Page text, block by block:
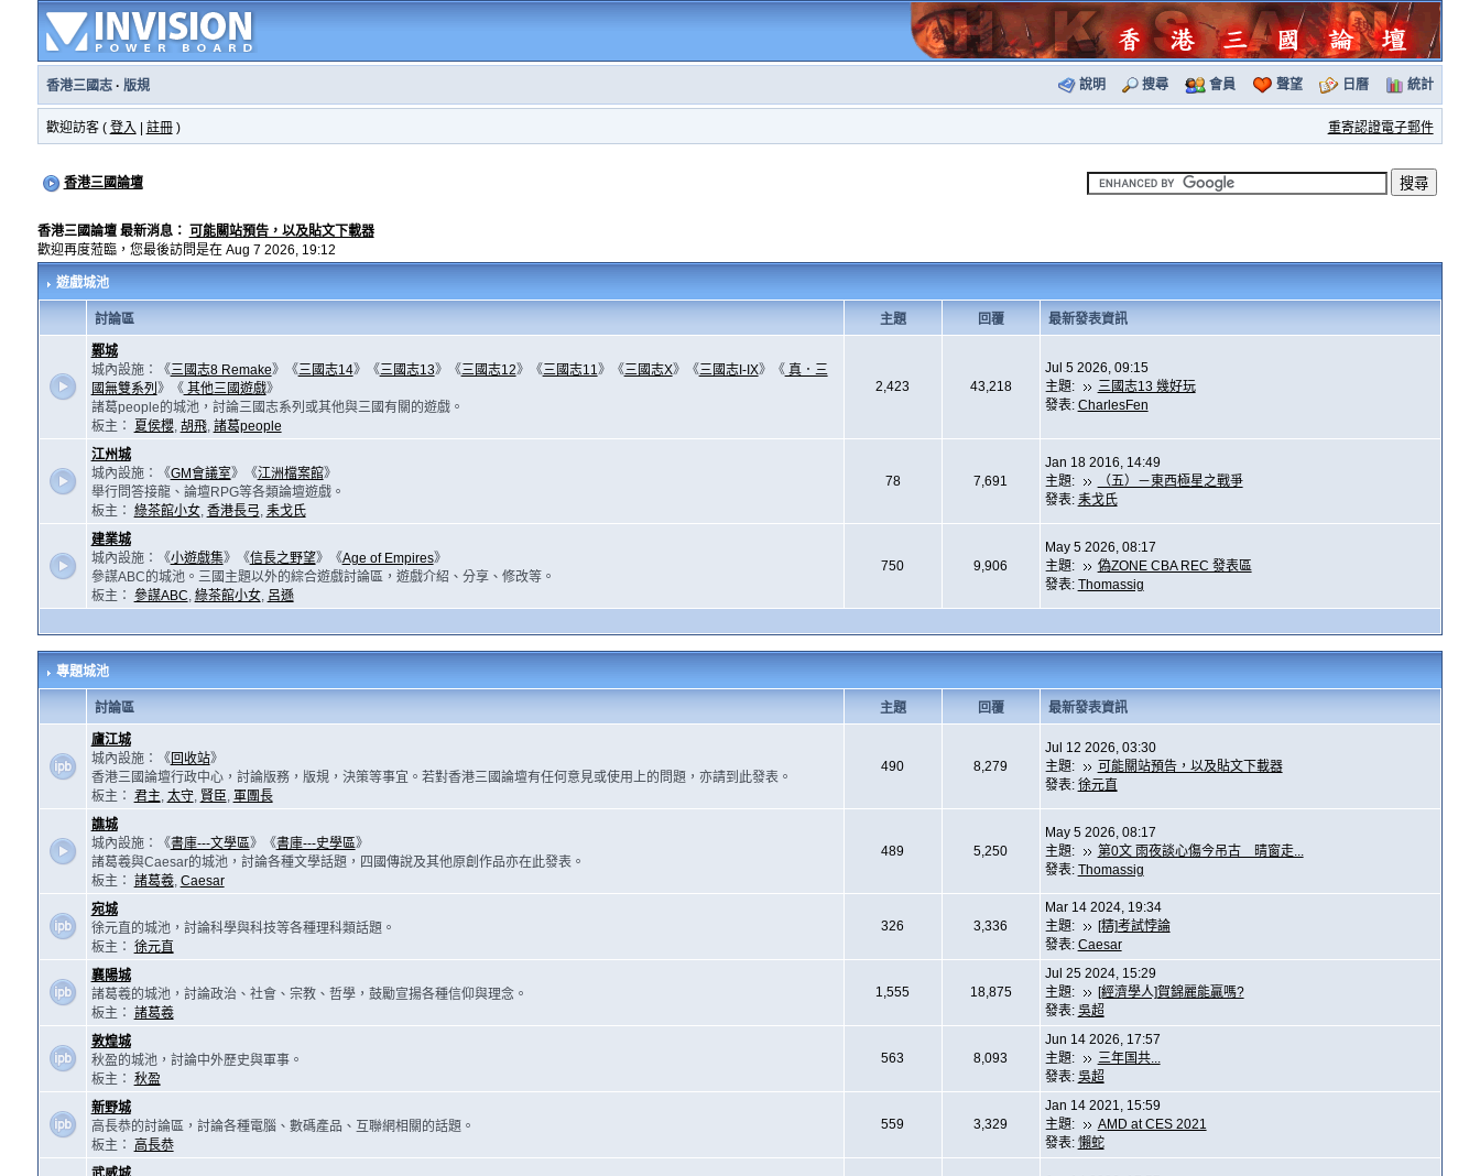
香港三國志· 版規 說明 搜尋 會員 聲望 日曆 統計
歡迎訪客 ( 登入 註冊) 重寄認證電子郵件
香港三國論壇
香港三國論壇 最新消息： 可能關站預告，以及貼文下載器
歡迎再度蒞臨，您最後訪問是在 Aug 7 2026, 19:12
遊戲城池
討論區 主題 回覆 最新發表資訊
鄴城
城內設施：《三國志8 Remake》《三國志14》《三國志13》《三國志12》《三國志11》《三國志X》《三國志I-IX》《真．三
國無雙系列 》《其他三國遊戲》
諸葛people的城池，討論三國志系列或其他與三國有關的遊戲。
板主：
夏侯櫻, 胡飛, 諸葛people
2,423 43,218
Jul 5 2026, 09:15
主題:
三國志13 幾好玩
發表: CharlesFen
江州城
城內設施：《GM會議室》《江洲檔案館》
舉行問答接龍、論壇RPG等各類論壇遊戲。
板主： 綠茶館小女, 香港長弓, 耒戈氏
78 7,691
Jan 18 2016, 14:49
主題:
（五）－東西極星之戰爭
發表: 耒戈氏
建業城
城內設施：《小遊戲集》《信長之野望》《Age of Empires》
參謀ABC的城池。三國主題以外的綜合遊戲討論區，遊戲介紹、分享、修改等。
板主： 參謀ABC, 綠茶館小女, 呂遜
750 9,906
May 5 2026, 08:17
主題:
偽ZONE CBA REC 發表區
發表: Thomassig
專題城池
討論區 主題 回覆 最新發表資訊
廬江城
城內設施：《回收站》
香港三國論壇行政中心，討論版務，版規，決策等事宜。若對香港三國論壇有任何意見或使用上的問題，亦請到此發表。
板主： 君主, 太守, 賢臣, 軍團長
490 8,279
Jul 12 2026, 03:30
主題:
可能關站預告，以及貼文下載器
發表: 徐元直
譙城
城內設施：《書庫---文學區》《書庫---史學區》
諸葛羲與Caesar的城池，討論各種文學話題，四國傳說及其他原創作品亦在此發表。
板主： 諸葛羲, Caesar
489 5,250
May 5 2026, 08:17
主題:
第0文 雨夜談心傷今吊古 晴窗走...
發表: Thomassig
宛城
徐元直的城池，討論科學與科技等各種理科類話題。
板主： 徐元直
326 3,336
Mar 14 2024, 19:34
主題:
[精]考試悖論
發表: Caesar
襄陽城
諸葛羲的城池，討論政治、社會、宗教、哲學，鼓勵宣揚各種信仰與理念。
板主： 諸葛羲
1,555 18,875
Jul 25 2024, 15:29
主題:
[經濟學人]賀錦麗能贏嗎?
發表: 吳超
敦煌城
秋盈的城池，討論中外歷史與軍事。
板主： 秋盈
563 8,093
Jun 14 2026, 17:57
主題:
三年国共...
發表: 吳超
新野城
高長恭的討論區，討論各種電腦、數碼產品、互聯網相關的話題。
板主：
高長恭
559 3,329
Jan 14 2021, 15:59
主題:
AMD at CES 2021
發表: 懶蛇